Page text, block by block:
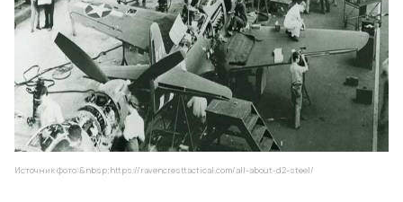
Источник фото:&nbsp;https://ravencresttactical.com/all-about-d2-steel/